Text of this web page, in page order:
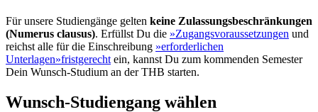
Für unsere Studiengänge gelten keine Zulassungsbeschränkungen
(Numerus clausus). Erfüllst Du die »Zugangsvoraussetzungen und
reichst alle für die Einschreibung »erforderlichen
Unterlagen»fristgerecht ein, kannst Du zum kommenden Semester
Dein Wunsch-Studium an der THB starten.
Wunsch-Studiengang wählen